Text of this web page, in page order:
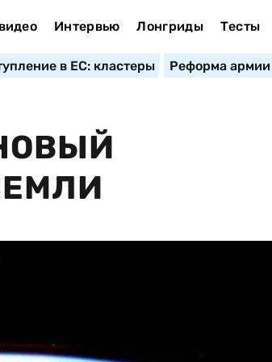
Интервью Лонгриды Тесты
в ЕС: кластеры Реформа армии